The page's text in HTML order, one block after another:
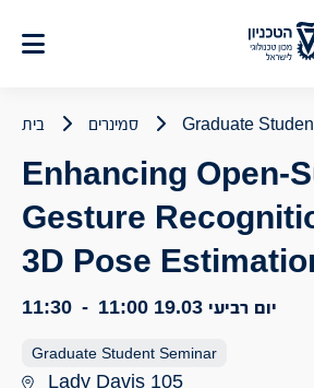
בית סמינרים Graduate
Enhancing Open-
Gesture
3D Pose
יום רביעי 19.03 11:00
-
11:30
Graduate Student Seminar
Lady Davis 105